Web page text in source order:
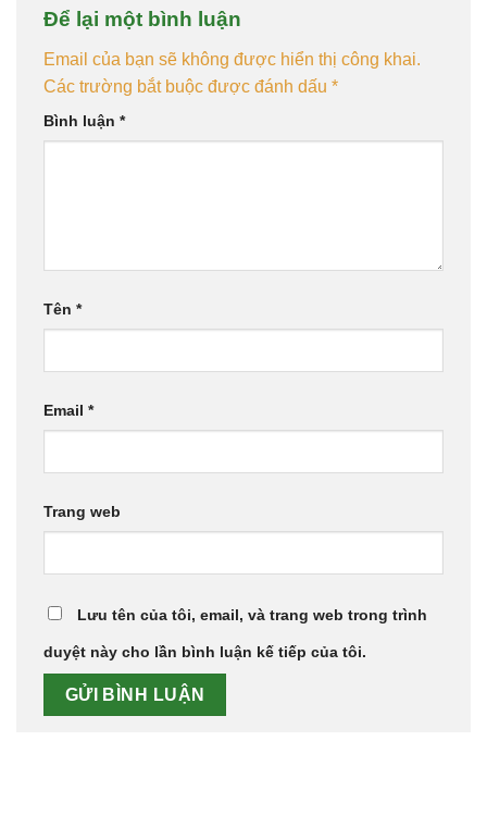
Để lại một bình luận
Email của bạn sẽ không được hiển thị công khai.
Các trường bắt buộc được đánh dấu *
Bình luận *
Tên *
Email *
Trang web
Lưu tên của tôi, email, và trang web trong trình
duyệt này cho lần bình luận kế tiếp của tôi.